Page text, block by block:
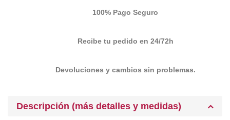
100% Pago Seguro
Recibe tu pedido en 24/72h
Devoluciones y cambios sin problemas.
Descripción (más detalles y medidas)